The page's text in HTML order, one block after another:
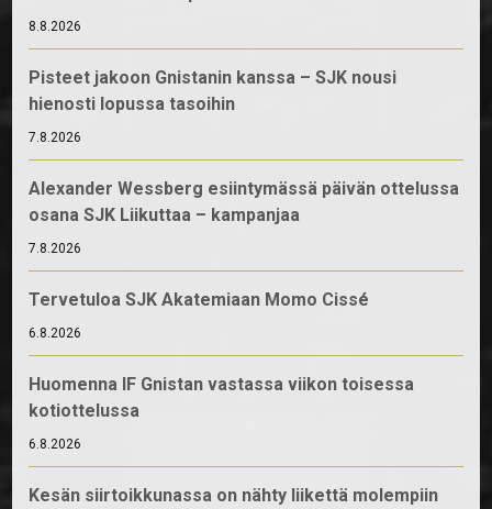
8.8.2026
Pisteet jakoon Gnistanin kanssa – SJK nousi
hienosti lopussa tasoihin
7.8.2026
Alexander Wessberg esiintymässä päivän ottelussa
osana SJK Liikuttaa – kampanjaa
7.8.2026
Tervetuloa SJK Akatemiaan Momo Cissé
6.8.2026
Huomenna IF Gnistan vastassa viikon toisessa
kotiottelussa
6.8.2026
Kesän siirtoikkunassa on nähty liikettä molempiin